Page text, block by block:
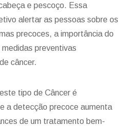
e pescoço. Essa
alertar as pessoas sobre os
precoces, a importância do
preventivas
câncer.
tipo de Câncer é
a detecção precoce aumenta
de um tratamento bem-